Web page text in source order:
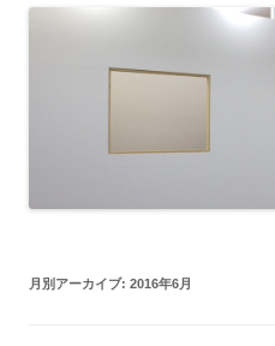
月別アーカイブ: 2016年6月